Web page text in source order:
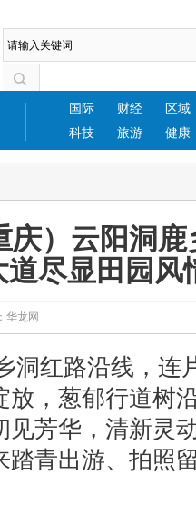
国际 财经
区域
科技
旅游 健康
庆）云阳洞
道尽显田园风
华龙网
洞红路沿线，连
放，葱郁行道树
见芳华，清新灵
踏青出游、拍照